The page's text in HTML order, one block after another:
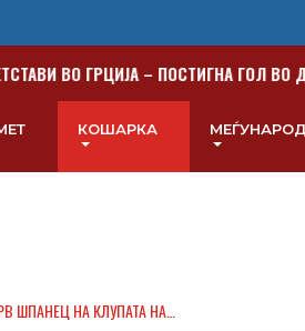
ВО ГРЦИЈА – ПОСТИГНА ГОЛ ВО
КОШАРКА
ШПАНЕЦ НА КЛУПАТА НА…